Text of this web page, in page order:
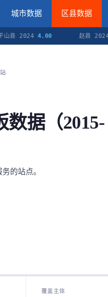
城市数据 区县数据
2024 4.00 赵县 2024 3.00
数据（2015-
的站点。
覆盖主体